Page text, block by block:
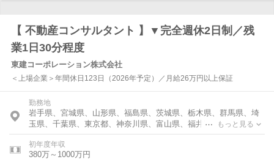
【 不動産コンサルタント 】▼完全週休2日制／残
業1日30分程度
東建コーポレーション株式会社
＜上場企業＞年間休日123日（2026年予定）／月給26万円以上保証
勤務地
岩手県、宮城県、山形県、福島県、茨城県、栃木県、群馬県、埼
玉県、千葉県、東京都、神奈川県、富山県、福井県、新潟県、長
野県、岐阜県、静岡県、愛知県、三重県、滋賀県、京都府、大阪
府、兵庫県、奈良県、鳥取県、島根県、岡山県、広島県、山口
県、愛媛県、高知県、福岡県、長崎県、熊本県、大分県、鹿児島
もっと見る
初年度年収
380万～1000万円